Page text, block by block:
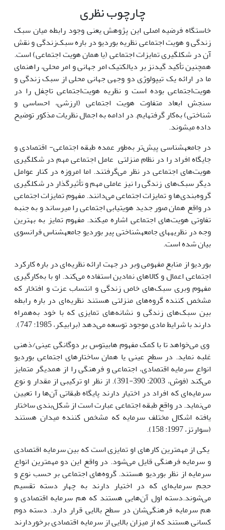
چارچوب نظری
خاستگاه فرضیه اصلی این پژوهش یعنی وجود رابطه میان سبک
زندگی و هویت اجتماعی نظریه بوردیو در باره سبک‌زندگی و نقش
آن در شکل‏گیری تمایزات اجتماعی (یا همان هویت اجتماعی) است.
همچنین تأکید گیدنز بر دیالکتیک امر جهانی و امر محلی، راهنمای
ما در ارائه یک تیپولوژی دو وجهی جهانی محلی از سبک زندگی و
هویت‌اجتماعی بوده است و نظریه هویت‌اجتماعی تاچفل را در
سنجش ابعاد متفاوت هویت اجتماعی (ارزشی، احساسی و
شناختی) به‌کار گرفته‏ایم. در ادامه به اجمال نظریات مذکور توضیح
داده می‏شوند.
در جامعه‏شناسی پیش‌تر به‌طور عمده طبقه اجتماعی- اقتصادی و
جایگاه افراد را در نظام منزلتی عامل اجتماعی مهم در شکل‏گیری‌
هویت‌های‌ اجتماعی در نظر ‌می‌گرفتند. اما امروزه در کنار عوامل
دیگر سبک‌های ‌ زندگی را نیز عاملی مهم و تأثیرگذار در شکل‏گیری
گروه‌بندی‌ها و تمایزات اجتماعی می‌دانند. مفهوم تمایزات اجتماعی
در واقع همان صور جدید هویت‏یابی اجتماعی را می‏رساند و به جنبه
تفاوتی هویت‌های اجتماعی اشاره می‏کند. مفهوم تمایز به بهترین
وجه در نظریه‏های جامعه‏شناختی پیر بوردیو جامعه‏شناس فرانسوی
بیان شده است.
بوردیو از منابع مفهومی وبر در جهت ارائه نظریه‌ای در باره کارکرد
اجتماعی اعمال و کالاهای نمادین استفاده می‌کند. او با به‌کار‌گیری
مفهوم وبری سبک‌های خاص زندگی و انتساب عزت و افتخار که
مشخص کننده گروه‌های منزلتی هستند نظریه‌ای در باره رابطه
بین سبک‌های زندگی و نشانه‌های تمایزی که با خود به‌همراه
دارند با شرایط مادی موجود توسعه می‌دهد (برابیکر، 1985: 747).
وی می‌خواهد تا با کمک مفهوم هابیتوس بر دوگانگی عینی/ذهنی
غلبه نماید. در سطح عینی یا همان ساختارهای اجتماعی بوردیو
انواع سرمایه اقتصادی، اجتماعی و فرهنگی را از همدیگر متمایز
می‌کند (فوش، 2003: 390-391). از نظر او ترکیبی از مقدار و نوع
سرمایه‌ای که افراد در اختیار دارند پایگاه طبقاتی آن‌ها را تعیین
می‌نماید. در واقع طبقه اجتماعی عبارت است از شکل‌بندی ساختار
یافته اشکال مختلف سرمایه که مشخص کننده میدان هستند
(سوارتز، 1997: 158).
یکی از مهمترین کارهای او تمایزی است که بین سرمایه اقتصادی
و سرمایه فرهنگی قایل می‌شود. در واقع این دو مهمترین انواع
سرمایه از نظر بوردیو هستند. گروه‌های اجتماعی بر حسب نوع و
حجم سرمایه‌ای که در اختیار دارند به چهار دسته تقسیم
می‌شوند.دسته اول آن‌هایی هستند که هم سرمایه اقتصادی و
هم سرمایه فرهنگی‌شان در سطح بالایی قرار دارد. دسته دوم
کسانی هستند که از میزان بالایی از سرمایه اقتصادی برخوردارند